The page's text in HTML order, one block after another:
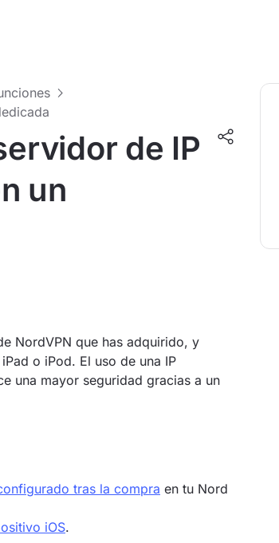
de IP
un
NordVPN que has adquirido, y
o iPod. El uso de una IP
una mayor seguridad gracias a un
tras la compra en tu Nord
iOS.